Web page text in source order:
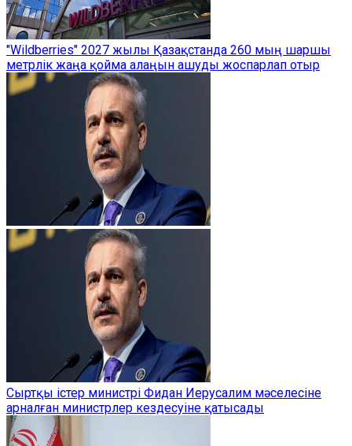
"Wildberries" 2027 жылы Қазақстанда 260 мың шаршы
метрлік жаңа қойма алаңын ашуды жоспарлап отыр
Сыртқы істер министрі Фидан Иерусалим мәселесіне
арналған министрлер кездесуіне қатысады